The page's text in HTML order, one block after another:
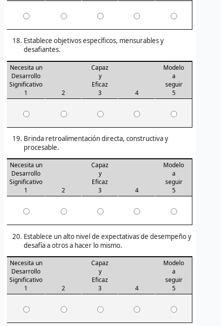
Establece objetivos específicos, mensurables y
desafiantes.
Necesita un
Desarrollo
Significativo
1
2
Capaz
y
Eficaz
3
4
Modelo
a
seguir
5
Brinda retroalimentación directa, constructiva y
procesable.
Necesita un
Desarrollo
Significativo
1
2
Capaz
y
Eficaz
3
4
Modelo
a
seguir
5
Establece un alto nivel de expectativas de desempeño y
desafía a otros a hacer lo mismo.
Necesita un
Desarrollo
Significativo
1
2
Capaz
y
Eficaz
3
4
Modelo
a
seguir
5